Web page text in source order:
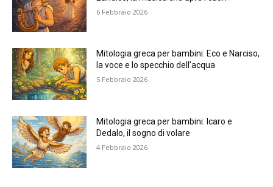
6 Febbraio 2026
Mitologia greca per bambini: Eco e Narciso,
la voce e lo specchio dell’acqua
5 Febbraio 2026
Mitologia greca per bambini: Icaro e
Dedalo, il sogno di volare
4 Febbraio 2026